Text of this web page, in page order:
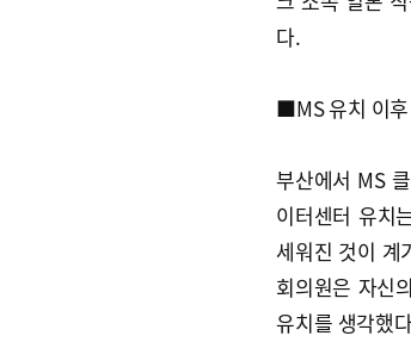
다.
■MS 유치 이
부산에서 MS
이터센터 유치
세워진 것이 계
회의원은 자신
유치를 생각했